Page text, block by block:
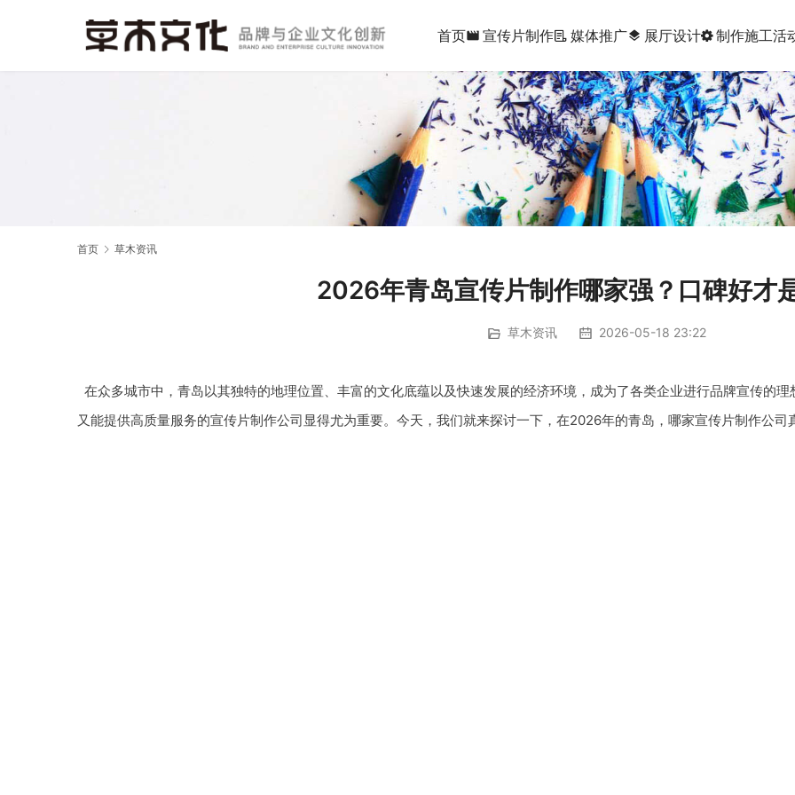
首页movie 宣传片制作 媒体推广layers 展厅设计 制作施工活
首页 草木资讯
2026年青岛宣传片制作哪家强？口碑好才
草木资讯 2026-05-18 23:22
在众多城市中，青岛以其独特的地理位置、丰富的文化底蕴以及快速发展的经济环境，成为了各类企业进行品牌宣传的
又能提供高质量服务的宣传片制作公司显得尤为重要。今天，我们就来探讨一下，在2026年的青岛，哪家宣传片制作公司